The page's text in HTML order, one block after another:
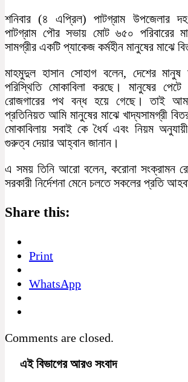
শনিবার (৪ এপ্রিল) পাটগ্রাম উপজেলার
পাটগ্রাম পৌর সভায় মোট ৬৫০ পরিবারের
সামগ্রীর একটি প্যাকেজ কর্মহীন মানুষের মাঝে
মাহমুদুল হাসান সোহাগ বলেন, দেশের
পরিস্থিতি মোকাবিলা করছে। মানুষের
রোজগারের পথ বন্ধ হয়ে গেছে। তাই
প্রতিনিয়ত আমি মানুষের মাঝে খাদ্যসামগ্রী
মোকাবিলায় সবাই কে ধৈর্য এবং নিয়ম
গুরুত্ব দেয়ার আহ্বান জানান।
এ সময় তিনি আরো বলেন, করোনা সংক্রামন
সরকারী নির্দেশনা মেনে চলতে সকলের প্রতি
Share this:
Print
WhatsApp
Comments are closed.
এই বিভাগের আরও সংবাদ